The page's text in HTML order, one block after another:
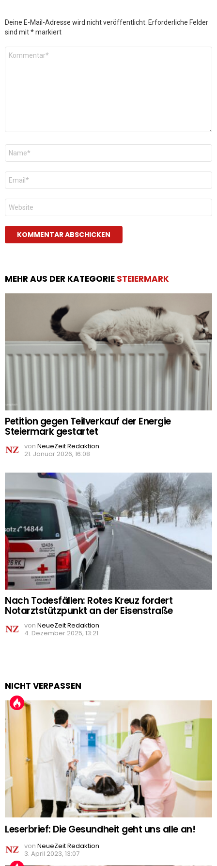
Deine E-Mail-Adresse wird nicht veröffentlicht. Erforderliche Felder
sind mit*markiert
Kommentar
Name
E-
Mail
*
Website
MEHR AUS DER KATEGORIE STEIERMARK
Petition gegen Teilverkauf der Energie
Steiermark gestartet
von NeueZeit Redaktion
21. Januar 2026, 16:08
Nach Todesfällen: Rotes Kreuz fordert
Notarztstützpunkt an der Eisenstraße
von NeueZeit Redaktion
4. Dezember 2025, 13:21
NICHT VERPASSEN
Leserbrief: Die Gesundheit geht uns alle an!
von NeueZeit Redaktion
3. April 2023, 13:07